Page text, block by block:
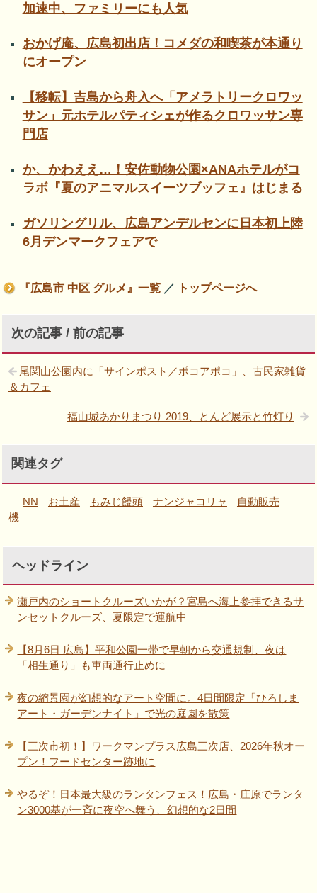
加速中、ファミリーにも人気
おかげ庵、広島初出店！コメダの和喫茶が本通り
にオープン
【移転】吉島から舟入へ「アメラトリークロワッ
サン」元ホテルパティシェが作るクロワッサン専
門店
か、かわええ…！安佐動物公園×ANAホテルがコ
ラボ『夏のアニマルスイーツブッフェ』はじまる
ガソリングリル、広島アンデルセンに日本初上陸
6月デンマークフェアで
『広島市 中区 グルメ』一覧 ／ トップページへ
次の記事 / 前の記事
尾関山公園内に「サインポスト／ポコアポコ」、古民家雑貨
＆カフェ
福山城あかりまつり 2019、とんど展示と竹灯り
関連タグ
NN お土産 もみじ饅頭 ナンジャコリャ
自動販売
機
ヘッドライン
瀬戸内のショートクルーズいかが？宮島へ海上参拝できるサ
ンセットクルーズ、夏限定で運航中
【8月6日 広島】平和公園一帯で早朝から交通規制、夜は
「相生通り」も車両通行止めに
夜の縮景園が幻想的なアート空間に。4日間限定「ひろしま
アート・ガーデンナイト」で光の庭園を散策
【三次市初！】ワークマンプラス広島三次店、2026年秋オー
プン！フードセンター跡地に
やるぞ！日本最大級のランタンフェス！広島・庄原でランタ
ン3000基が一斉に夜空へ舞う、幻想的な2日間